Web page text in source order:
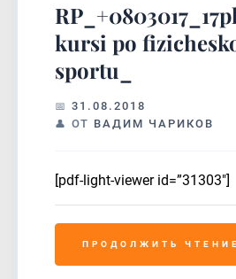
kursi po
sportu_
31.08.2018
ОТ ВАДИМ ЧАРИКОВ
[pdf-light-viewer id=”31303″]
ПРОДОЛЖИТЬ ЧТЕНИЕ